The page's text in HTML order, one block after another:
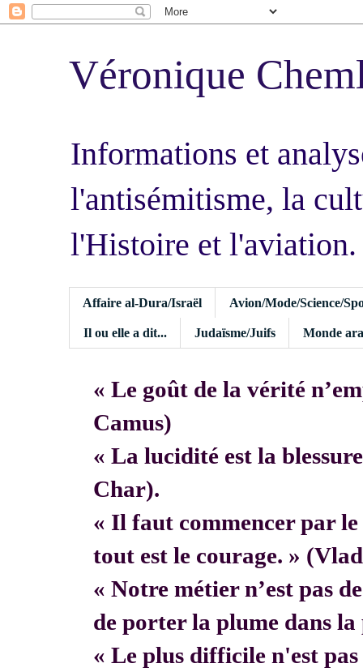
Véronique
Informations et
l'antisémitisme, la
l'Histoire et l'aviation.
Affaire al-Dura/Israël Avion/Mode/Science/
Il ou elle a dit... Judaïsme/Juifs Monde
« Le goût de la vérité
Camus)
« La lucidité est la
Char).
« Il faut commencer par le
tout est le courage. »
« Notre métier n’est pas
de porter la plume dans
« Le plus difficile n'est